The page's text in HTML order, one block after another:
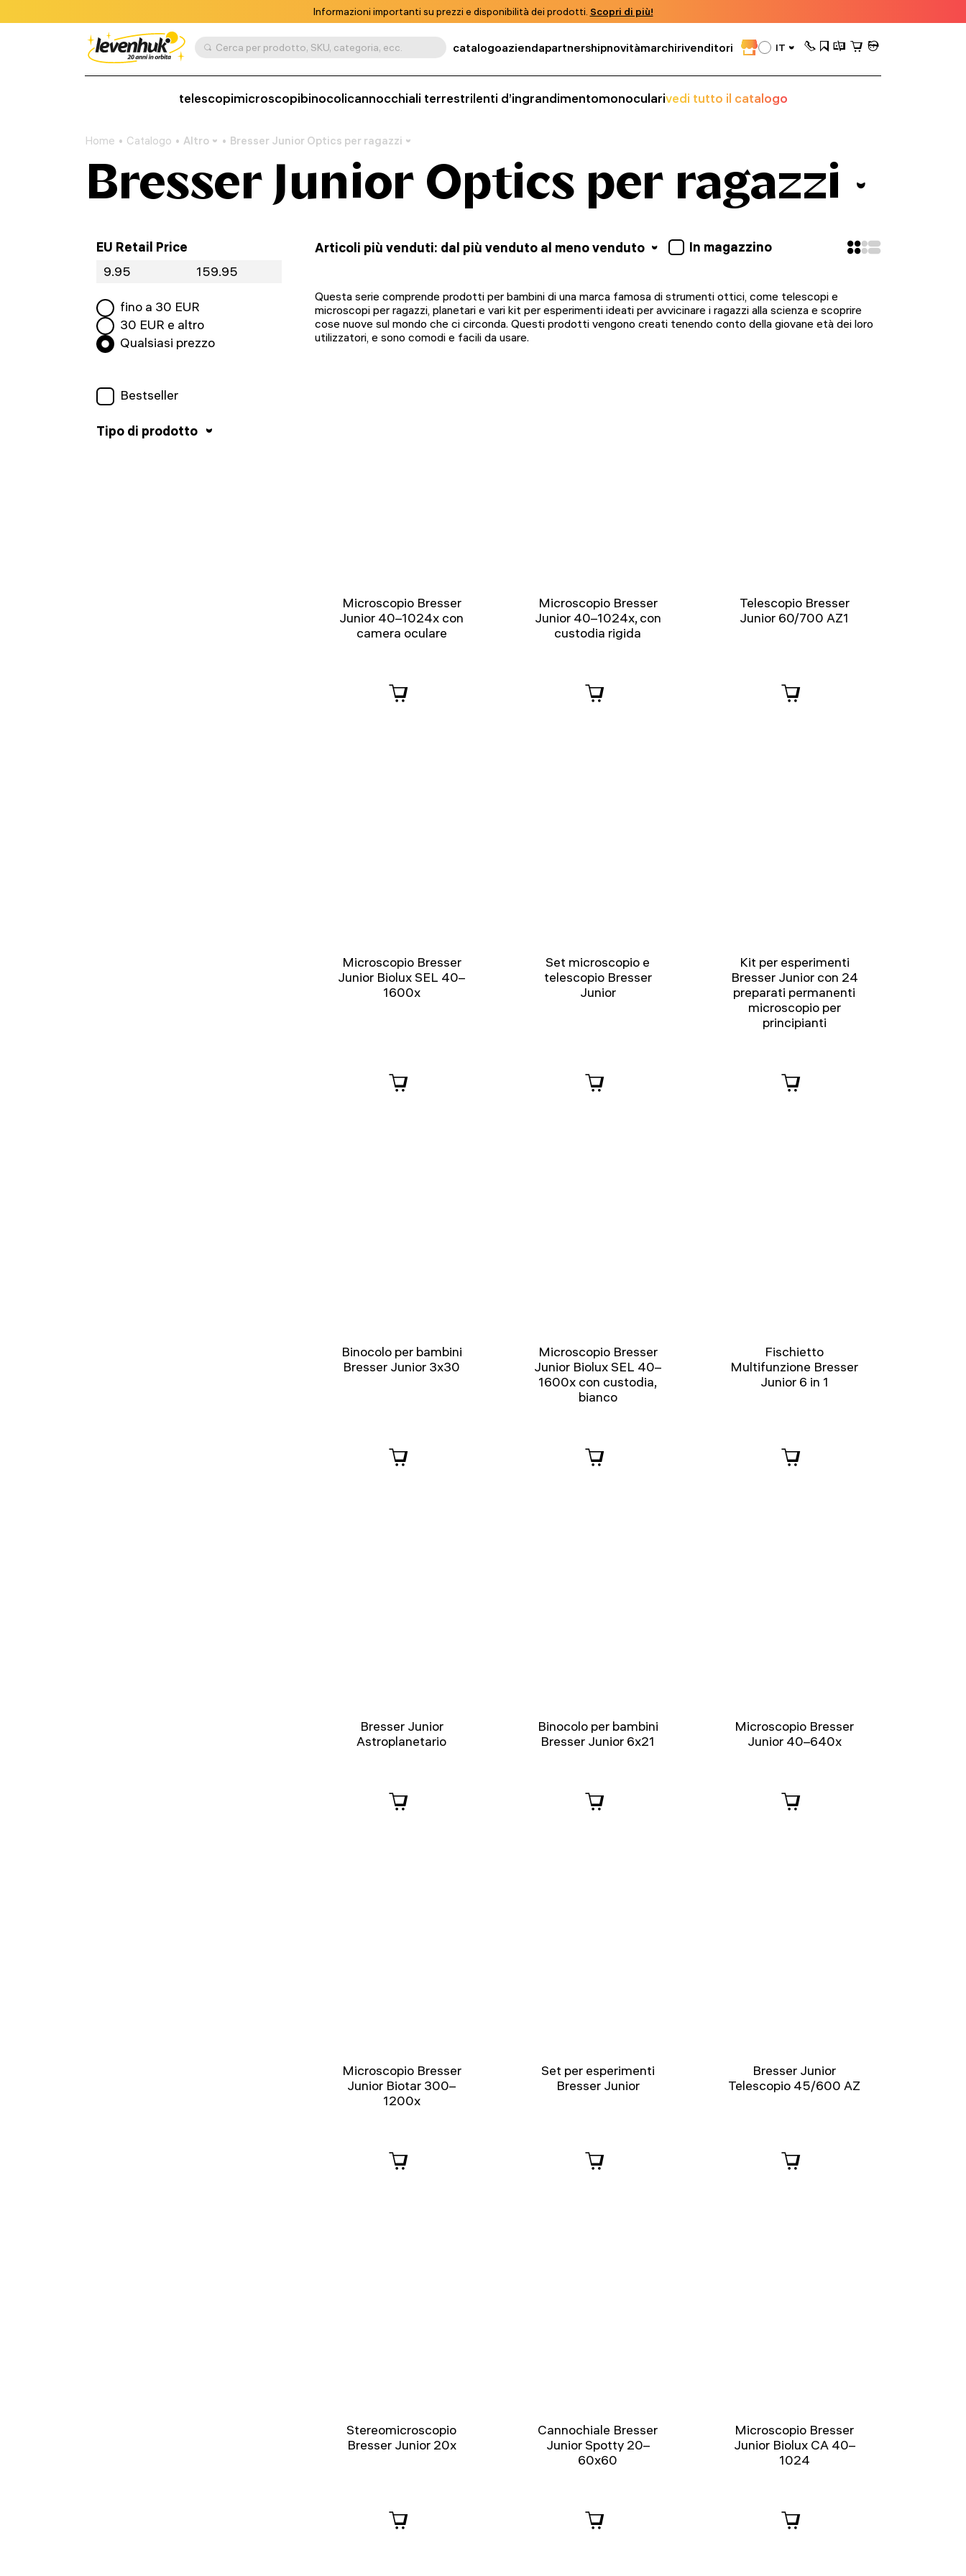
Informazioni importanti su prezzi e disponibilità dei prodotti. Scopri di più!
Cerca per prodotto, SKU, categoria, ecc. catalogoaziendapartnershipnovitàmarchirivenditori IT
telescopimicroscopibinocolicannocchiali terrestrilenti d’ingrandimentomonocularivedi tutto il catalogo
Home Catalogo Altro Bresser Junior Optics per ragazzi
Bresser Junior Optics per ragazzi
EU Retail Price
fino a 30 EUR
30 EUR e altro
Qualsiasi prezzo
Bestseller
Tipo di prodotto
Articoli più venduti: dal più venduto al meno venduto In magazzino
Questa serie comprende prodotti per bambini di una marca famosa di strumenti ottici, come telescopi e
microscopi per ragazzi, planetari e vari kit per esperimenti ideati per avvicinare i ragazzi alla scienza e scoprire
cose nuove sul mondo che ci circonda. Questi prodotti vengono creati tenendo conto della giovane età dei loro
utilizzatori, e sono comodi e facili da usare.
Microscopio Bresser
Junior 40–1024x con
camera oculare
Microscopio Bresser
Junior 40–1024x, con
custodia rigida
Telescopio Bresser
Junior 60/700 AZ1
Microscopio Bresser
Junior Biolux SEL 40–
1600x
Set microscopio e
telescopio Bresser
Junior
Kit per esperimenti
Bresser Junior con 24
preparati permanenti
microscopio per
principianti
Binocolo per bambini
Bresser Junior 3x30
Microscopio Bresser
Junior Biolux SEL 40–
1600x con custodia,
bianco
Fischietto
Multifunzione Bresser
Junior 6 in 1
Bresser Junior
Astroplanetario
Binocolo per bambini
Bresser Junior 6x21
Microscopio Bresser
Junior 40–640x
Microscopio Bresser
Junior Biotar 300–
1200x
Set per esperimenti
Bresser Junior
Bresser Junior
Telescopio 45/600 AZ
Stereomicroscopio
Bresser Junior 20x
Cannochiale Bresser
Junior Spotty 20–
60x60
Microscopio Bresser
Junior Biolux CA 40–
1024